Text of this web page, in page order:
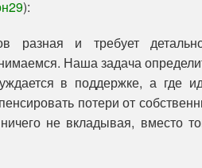
):
и требует
Наша задача
в поддержке, а где
потери от
не вкладывая, вместо